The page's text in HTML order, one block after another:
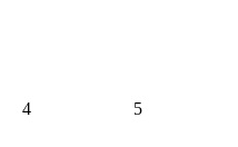
4 5